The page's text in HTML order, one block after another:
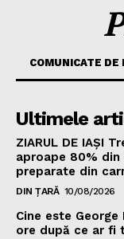
COMUNICATE DE
Ultimele
ZIARUL DE IAȘI
aproape 80% din
preparate din
DIN ȚARĂ 10/08/2026
Cine este
ore după ce ar fi